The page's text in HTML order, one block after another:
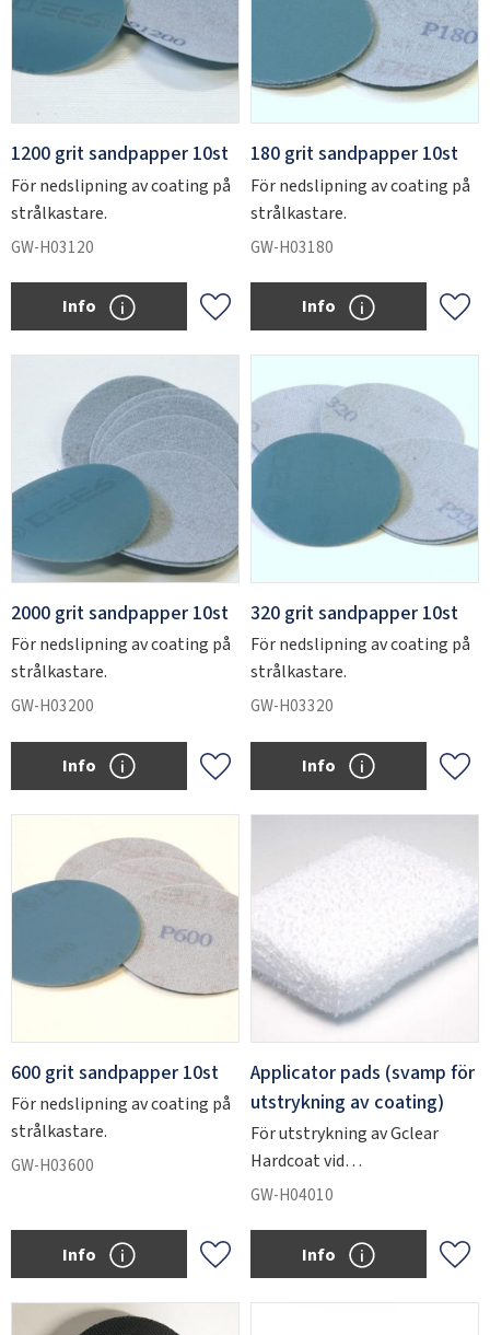
1200 grit sandpapper 10st
För nedslipning av coating på
strålkastare.
GW-H03120
Add to favorites
Info
180 grit sandpapper 10st
För nedslipning av coating på
strålkastare.
GW-H03180
Add
Info
2000 grit sandpapper 10st
För nedslipning av coating på
strålkastare.
GW-H03200
Add to favorites
Info
320 grit sandpapper 10st
För nedslipning av coating på
strålkastare.
GW-H03320
Add
Info
600 grit sandpapper 10st
För nedslipning av coating på
strålkastare.
GW-H03600
Add to favorites
Info
Applicator pads (svamp för
utstrykning av coating)
För utstrykning av Gclear
Hardcoat vid
strålkastarrenovering
GW-H04010
Add
Info